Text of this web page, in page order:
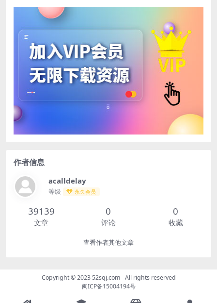
作者信息
acalldelay
等级 永久会员
39139
文章
0
评论
0
收藏
查看作者其他文章
Copyright © 2023 52sqj.com- All rights reserved
闽ICP备15004194号